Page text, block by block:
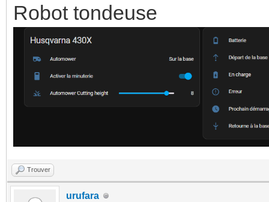
Robot tondeuse
Trouver
urufara